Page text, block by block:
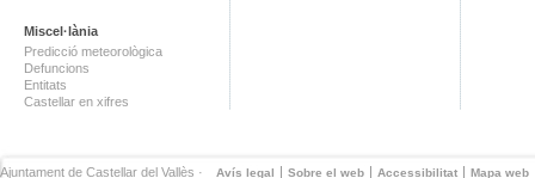
Miscel·lània
Predicció meteorològica
Defuncions
Entitats
Castellar en xifres
Avís legal Sobre el web Accessibilitat Mapa web
Ajuntament de Castellar del Vallès ·